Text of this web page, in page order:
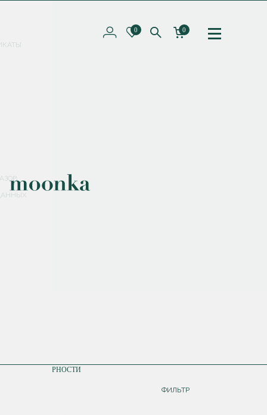
Соглашаюсь с
0 0
ПО ПОПУЛЯРНОСТИ
ФИЛЬТР